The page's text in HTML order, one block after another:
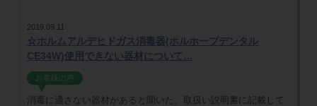
2019.09.11
☆ホルムアルデヒドガス消毒器(ホルホープデンタル
CE34W)使用できない器材について…
お客様の声
消毒に適さない器材があると聞いた。取扱い説明書に記載して